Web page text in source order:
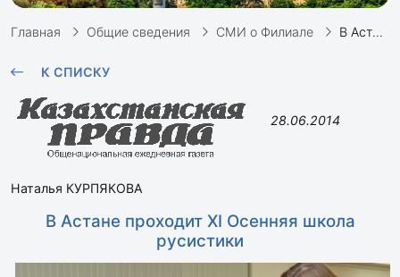
Главная Общие сведения СМИ о Филиале В Астане проходит XI Осенняя школа русистики //Казахстанская правда, 09.10.2014
К СПИСКУ
28.06.2014
Наталья КУРПЯКОВА
В Астане проходит XI Осенняя школа
русистики